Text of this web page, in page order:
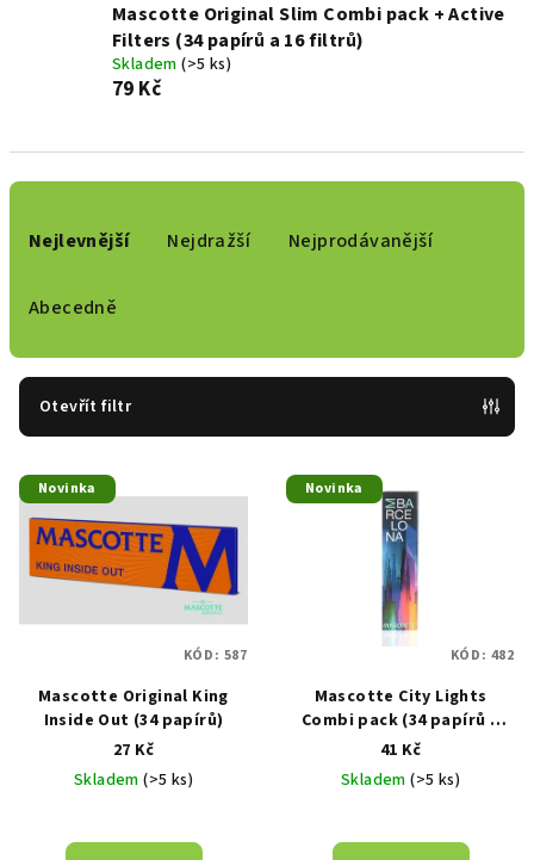
Mascotte Original Slim Combi pack + Active
Filters (34 papírů a 16 filtrů)
Skladem(>5 ks)
79 Kč
o
d
Nejlevnější Nejdražší Nejprodávanější
Abecedně
Otevřít filtr
V
ý
Novinka
Mascotte Original King
Inside Out (34 papírů)
27 Kč
Skladem(>5 ks)
KÓD: 587
Novinka
Mascotte City Lights
Combi pack (34 papírů a
filtrů)
41 Kč
Skladem(>5 ks)
KÓD: 482